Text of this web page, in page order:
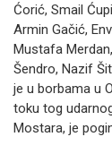
Ćorić, Smail
Armin Gačić,
Mustafa
Šendro, Nazif
je u borbama u
toku tog
Mostara, je